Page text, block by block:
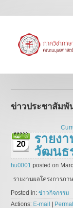
หน้าแรก
ข่าวประชาสัมพัน
เกี่ยวกับภาควิชา
ปริญญานิพนธ์/
บุคลากร
ข่าวประชาสัมพั
20
รายง
วัฒนธ
hu0001 posted on
รายงานผลโครงการภา
Posted in:ข่าวกิจกรรม
Actions: E-mail |